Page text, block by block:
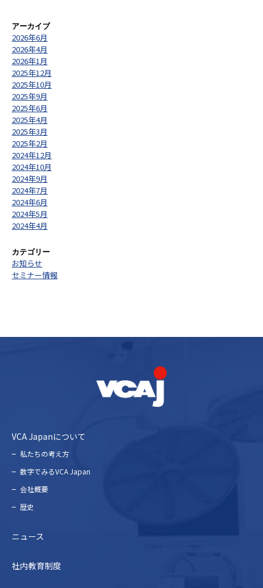
アーカイブ
2026年6月
2026年4月
2026年1月
2025年12月
2025年10月
2025年9月
2025年6月
2025年4月
2025年3月
2025年2月
2024年12月
2024年10月
2024年9月
2024年7月
2024年6月
2024年5月
2024年4月
カテゴリー
お知らせ
セミナー情報
VCA Japanについて
私たちの考え⽅
数字でみるVCA Japan
会社概要
歴史
ニュース
社内教育制度